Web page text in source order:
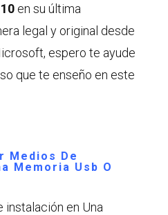
en su última
legal y original desde
espero te ayude
que te enseño en este
Medios De
Memoria Usb O
instalación en Una